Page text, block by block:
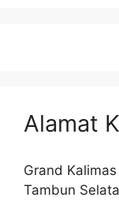
Alamat
Grand
Tambun